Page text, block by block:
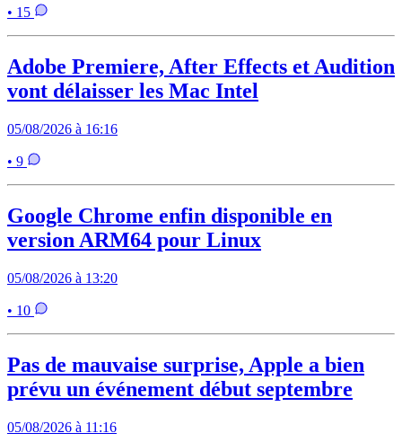
• 15
Adobe Premiere, After Effects et Audition
vont délaisser les Mac Intel
05/08/2026 à 16:16
• 9
Google Chrome enfin disponible en
version ARM64 pour Linux
05/08/2026 à 13:20
• 10
Pas de mauvaise surprise, Apple a bien
prévu un événement début septembre
05/08/2026 à 11:16